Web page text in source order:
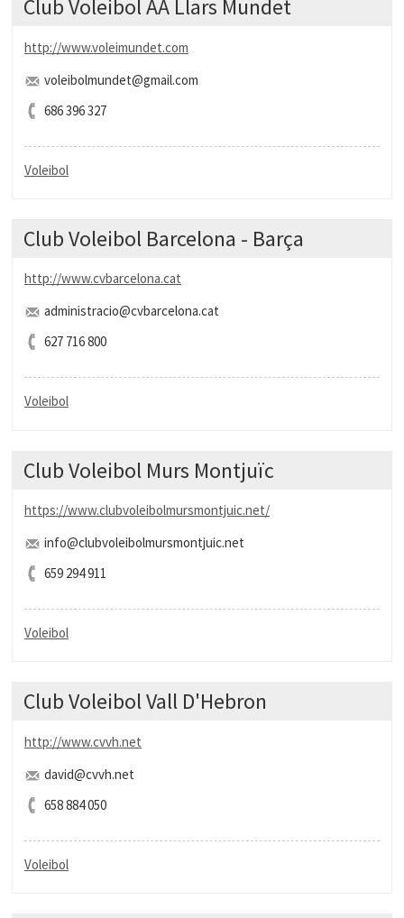
Club Voleibol AA Llars Mundet
http://www.voleimundet.com
voleibolmundet@gmail.com
686 396 327
Voleibol
Club Voleibol Barcelona - Barça
http://www.cvbarcelona.cat
administracio@cvbarcelona.cat
627 716 800
Voleibol
Club Voleibol Murs Montjuïc
https://www.clubvoleibolmursmontjuic.net/
info@clubvoleibolmursmontjuic.net
659 294 911
Voleibol
Club Voleibol Vall D'Hebron
http://www.cvvh.net
david@cvvh.net
658 884 050
Voleibol